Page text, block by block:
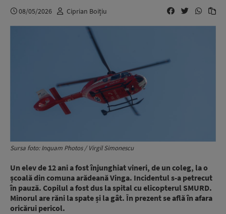
08/05/2026 Ciprian Boițiu
Sursa foto: Inquam Photos / Virgil Simonescu
Un elev de 12 ani a fost înjunghiat vineri, de un coleg, la o
școală din comuna arădeană Vinga. Incidentul s-a petrecut
în pauză. Copilul a fost dus la spital cu elicopterul SMURD.
Minorul are răni la spate și la gât. În prezent se află în afara
oricărui pericol.